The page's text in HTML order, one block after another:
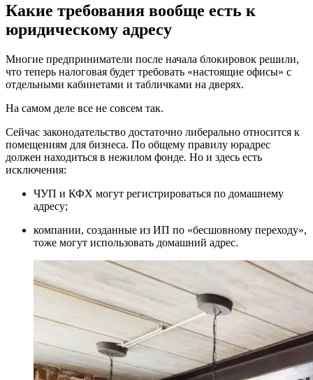
Какие требования вообще есть к
юридическому адресу
Многие предприниматели после начала блокировок решили,
что теперь налоговая будет требовать «настоящие офисы» с
отдельными кабинетами и табличками на дверях.
На самом деле все не совсем так.
Сейчас законодательство достаточно либерально относится к
помещениям для бизнеса. По общему правилу юрадрес
должен находиться в нежилом фонде. Но и здесь есть
исключения:
ЧУП и КФХ могут регистрироваться по домашнему
адресу;
компании, созданные из ИП по «бесшовному переходу»,
тоже могут использовать домашний адрес.